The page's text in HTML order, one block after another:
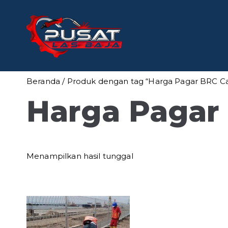
Beranda / Produk dengan tag “Harga Pagar BRC
Harga Pagar
Menampilkan hasil tunggal